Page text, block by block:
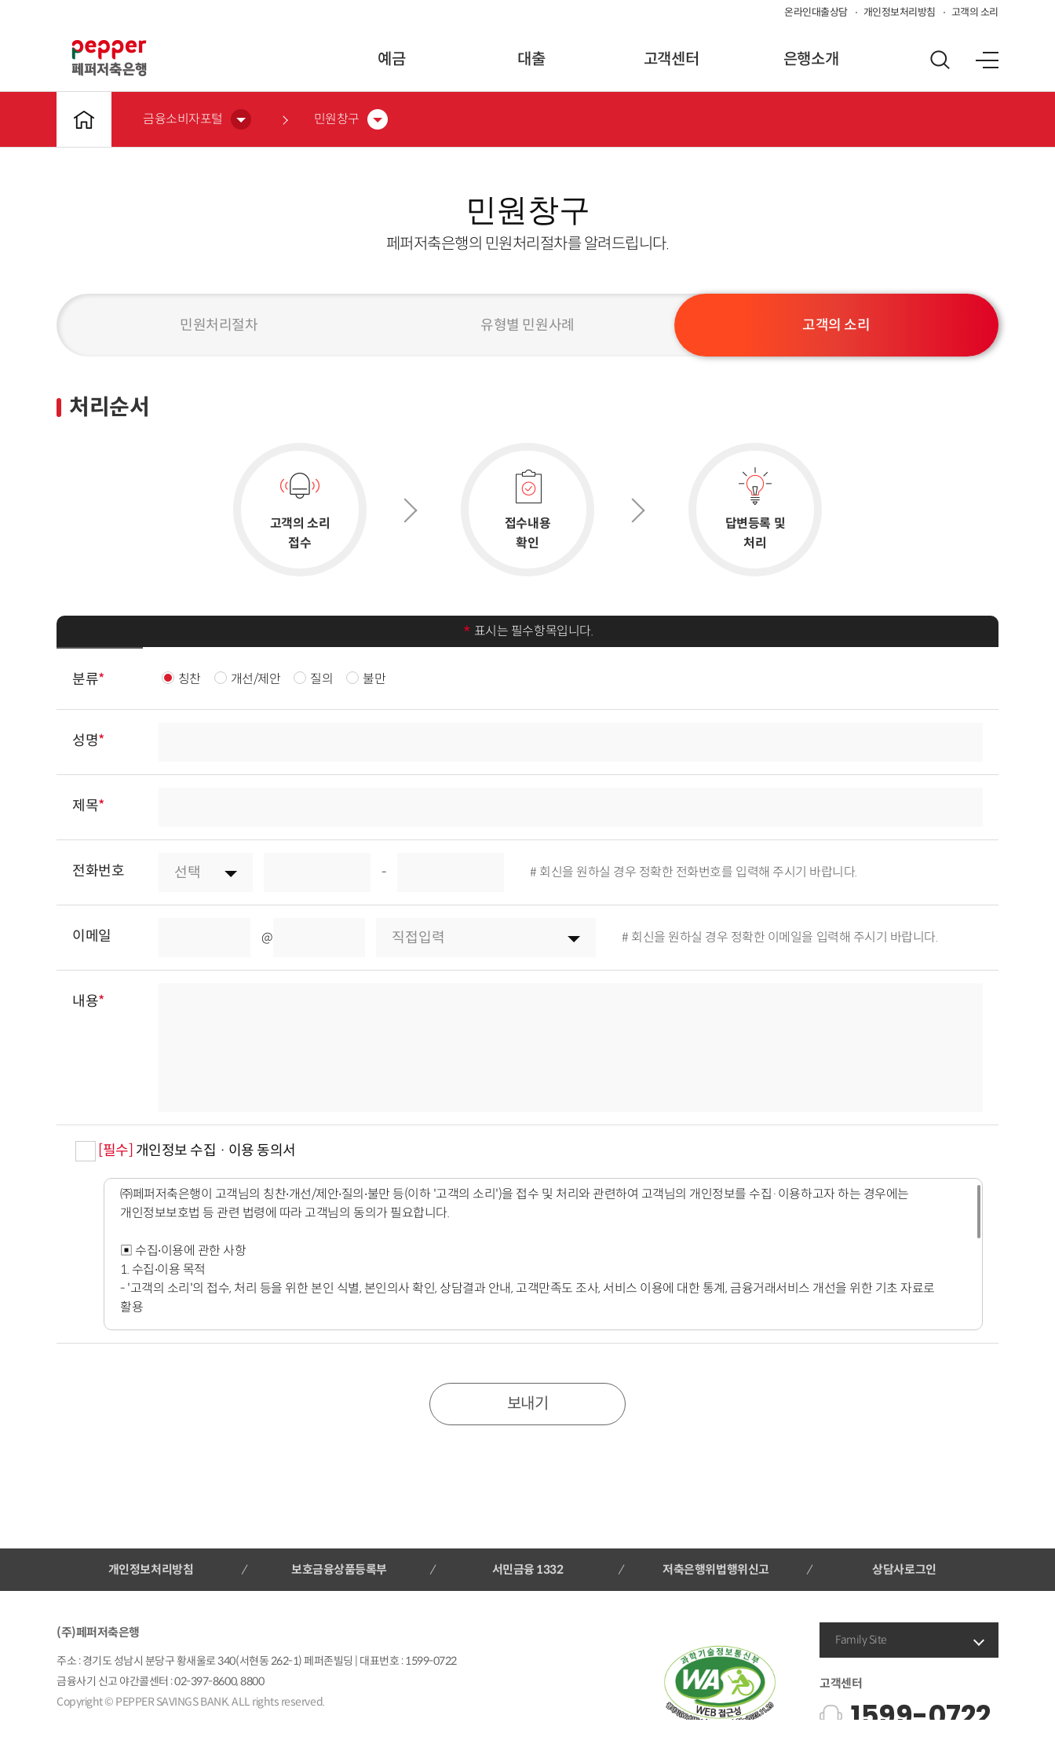
온라인대출상담 개인정보처리방침 고객의 소리
예금 대출 고객센터 은행소개
금융소비자포털 민원창구
민원창구
페퍼저축은행의 민원처리절차를 알려드립니다.
민원처리절차 유형별 민원사례 고객의 소리
처리순서
고객의 소리
접수
접수내용
확인
답변등록 및
처리
* 표시는 필수항목입니다.
분류* 칭찬 개선/제안 질의 불만
성명*
제목*
전화번호 - # 회신을 원하실 경우 정확한 전화번호를 입력해 주시기 바랍니다.
이메일 @ # 회신을 원하실 경우 정확한 이메일을 입력해 주시기 바랍니다.
내용*
[필수] 개인정보 수집 · 이용 동의서
㈜페퍼저축은행이 고객님의 칭찬∙개선/제안∙질의∙불만 등(이하 '고객의 소리')을 접수 및 처리와 관련하여 고객님의 개인정보를 수집·이용하고자 하는 경우에는
개인정보보호법 등 관련 법령에 따라 고객님의 동의가 필요합니다.
▣ 수집∙이용에 관한 사항
1. 수집∙이용 목적
- '고객의 소리'의 접수, 처리 등을 위한 본인 식별, 본인의사 확인, 상담결과 안내, 고객만족도 조사, 서비스 이용에 대한 통계, 금융거래서비스 개선을 위한 기초 자료로
활용
2. 보유∙이용 기간
보내기
개인정보처리방침 보호금융상품등록부 서민금융 1332 저축은행위법행위신고 상담사로그인
(주)페퍼저축은행
주소 : 경기도 성남시 분당구 황새울로 340(서현동 262-1) 페퍼존빌딩 | 대표번호 : 1599-0722
금융사기 신고 야간콜센터 : 02-397-8600, 8800
Copyright © PEPPER SAVINGS BANK. ALL rights reserved.
Family Site
고객센터
1599-0722